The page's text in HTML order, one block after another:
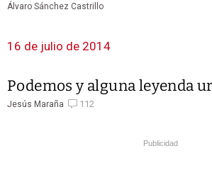
Álvaro Sánchez Castrillo
16 de julio de 2014
Podemos y alguna leyenda
Jesús Maraña 112
Publicidad